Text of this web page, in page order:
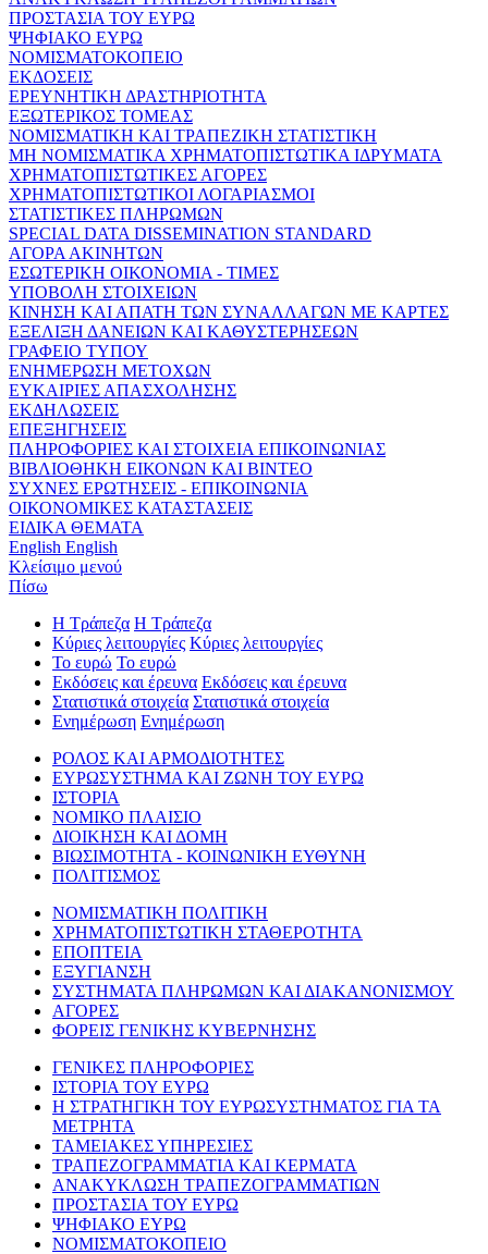
ΠΡΟΣΤΑΣΙΑ ΤΟΥ ΕΥΡΩ
ΨΗΦΙΑΚΟ ΕΥΡΩ
ΝΟΜΙΣΜΑΤΟΚΟΠΕΙΟ
ΕΚΔΟΣΕΙΣ
ΕΡΕΥΝΗΤΙΚΗ ΔΡΑΣΤΗΡΙΟΤΗΤΑ
ΕΞΩΤΕΡΙΚΟΣ ΤΟΜΕΑΣ
ΝΟΜΙΣΜΑΤΙΚΗ ΚΑΙ ΤΡΑΠΕΖΙΚΗ ΣΤΑΤΙΣΤΙΚΗ
ΜΗ ΝΟΜΙΣΜΑΤΙΚΑ ΧΡΗΜΑΤΟΠΙΣΤΩΤΙΚΑ ΙΔΡΥΜΑΤΑ
ΧΡΗΜΑΤΟΠΙΣΤΩΤΙΚΕΣ ΑΓΟΡΕΣ
ΧΡΗΜΑΤΟΠΙΣΤΩΤΙΚΟΙ ΛΟΓΑΡΙΑΣΜΟΙ
ΣΤΑΤΙΣΤΙΚΕΣ ΠΛΗΡΩΜΩΝ
SPECIAL DATA DISSEMINATION STANDARD
ΑΓΟΡΑ ΑΚΙΝΗΤΩΝ
ΕΣΩΤΕΡΙΚΗ ΟΙΚΟΝΟΜΙΑ - ΤΙΜΕΣ
ΥΠΟΒΟΛΗ ΣΤΟΙΧΕΙΩΝ
ΚΙΝΗΣΗ ΚΑΙ ΑΠΑΤΗ ΤΩΝ ΣΥΝΑΛΛΑΓΩΝ ΜΕ ΚΑΡΤΕΣ
ΕΞΕΛΙΞΗ ΔΑΝΕΙΩΝ ΚΑΙ ΚΑΘΥΣΤΕΡΗΣΕΩΝ
ΓΡΑΦΕΙΟ ΤΥΠΟΥ
ΕΝΗΜΕΡΩΣΗ ΜΕΤΟΧΩΝ
ΕΥΚΑΙΡΙΕΣ ΑΠΑΣΧΟΛΗΣΗΣ
ΕΚΔΗΛΩΣΕΙΣ
ΕΠΕΞΗΓΗΣΕΙΣ
ΠΛΗΡΟΦΟΡΙΕΣ ΚΑΙ ΣΤΟΙΧΕΙΑ ΕΠΙΚΟΙΝΩΝΙΑΣ
ΒΙΒΛΙΟΘΗΚΗ ΕΙΚΟΝΩΝ ΚΑΙ ΒΙΝΤΕΟ
ΣΥΧΝΕΣ ΕΡΩΤΗΣΕΙΣ - ΕΠΙΚΟΙΝΩΝΙΑ
ΟΙΚΟΝΟΜΙΚΕΣ ΚΑΤΑΣΤΑΣΕΙΣ
ΕΙΔΙΚΑ ΘΕΜΑΤΑ
English English
Κλείσιμο μενού
Πίσω
Η Τράπεζα Η Τράπεζα
Κύριες λειτουργίες Κύριες λειτουργίες
Το ευρώ Το ευρώ
Εκδόσεις και έρευνα Εκδόσεις και έρευνα
Στατιστικά στοιχεία Στατιστικά στοιχεία
Ενημέρωση Ενημέρωση
ΡΟΛΟΣ ΚΑΙ ΑΡΜΟΔΙΟΤΗΤΕΣ
ΕΥΡΩΣΥΣΤΗΜΑ ΚΑΙ ΖΩΝΗ ΤΟΥ ΕΥΡΩ
ΙΣΤΟΡΙΑ
ΝΟΜΙΚΟ ΠΛΑΙΣΙΟ
ΔΙΟΙΚΗΣΗ ΚΑΙ ΔΟΜΗ
ΒΙΩΣΙΜΟΤΗΤΑ - ΚΟΙΝΩΝΙΚΗ ΕΥΘΥΝΗ
ΠΟΛΙΤΙΣΜΟΣ
ΝΟΜΙΣΜΑΤΙΚΗ ΠΟΛΙΤΙΚΗ
ΧΡΗΜΑΤΟΠΙΣΤΩΤΙΚΗ ΣΤΑΘΕΡΟΤΗΤΑ
ΕΠΟΠΤΕΙΑ
ΕΞΥΓΙΑΝΣΗ
ΣΥΣΤΗΜΑΤΑ ΠΛΗΡΩΜΩΝ ΚΑΙ ΔΙΑΚΑΝΟΝΙΣΜΟΥ
ΑΓΟΡΕΣ
ΦΟΡΕΙΣ ΓΕΝΙΚΗΣ ΚΥΒΕΡΝΗΣΗΣ
ΓΕΝΙΚΕΣ ΠΛΗΡΟΦΟΡΙΕΣ
ΙΣΤΟΡΙΑ ΤΟΥ ΕΥΡΩ
Η ΣΤΡΑΤΗΓΙΚΗ ΤΟΥ ΕΥΡΩΣΥΣΤΗΜΑΤΟΣ ΓΙΑ ΤΑ
ΜΕΤΡΗΤΑ
ΤΑΜΕΙΑΚΕΣ ΥΠΗΡΕΣΙΕΣ
ΤΡΑΠΕΖΟΓΡΑΜΜΑΤΙΑ ΚΑΙ ΚΕΡΜΑΤΑ
ΑΝΑΚΥΚΛΩΣΗ ΤΡΑΠΕΖΟΓΡΑΜΜΑΤΙΩΝ
ΠΡΟΣΤΑΣΙΑ ΤΟΥ ΕΥΡΩ
ΨΗΦΙΑΚΟ ΕΥΡΩ
ΝΟΜΙΣΜΑΤΟΚΟΠΕΙΟ